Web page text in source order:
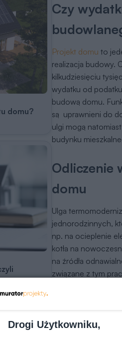
domu?
Czy
Projekt domu to
realizacja budowy.
kilkudziesięciu
wydatku od
budową domu.
są uprawnieni do
ulgi mogą
budynku
Odliczenie
domu
Ulga
jednorodzinnych,
np. na ocieplenie
kotła na
na źródła
związane z tym
Ich kwota nie
Drogi Użytkowniku,